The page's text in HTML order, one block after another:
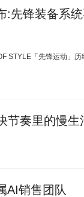
:先锋装备系
STYLE「先锋运动」
节奏里的慢生
AI销售团队